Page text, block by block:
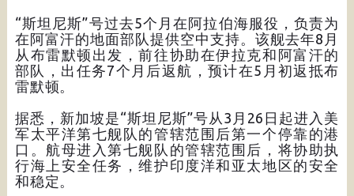
“斯坦尼斯”号过去5个月在阿拉伯海服役，负责为
在阿富汗的地面部队提供空中支持。该舰去年8月
从布雷默顿出发，前往协助在伊拉克和阿富汗的
部队，出任务7个月后返航，预计在5月初返抵布
雷默顿。
据悉，新加坡是“斯坦尼斯”号从3月26日起进入美
军太平洋第七舰队的管辖范围后第一个停靠的港
口。航母进入第七舰队的管辖范围后，将协助执
行海上安全任务，维护印度洋和亚太地区的安全
和稳定。